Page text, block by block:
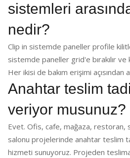
sistemleri
nedir?
Clip in sistemde paneller profile
sistemde paneller grid'e bırakılır
Her ikisi de bakım erişimi açısından
Anahtar teslim
veriyor musunuz?
Evet. Ofis, cafe, mağaza,
salonu projelerinde anahtar teslim
hizmeti sunuyoruz. Projeden